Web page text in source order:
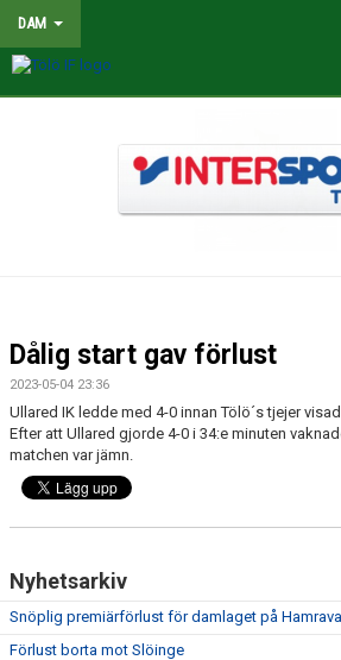
DAM
BILDGALLERI
DOKUMENT
KONTAKT
Dålig start gav förlust
2023-05-04 23:36
Ullared IK ledde med 4-0 innan Tölö´s tjejer
Efter att Ullared gjorde 4-0 i 34:e minuten
matchen var jämn.
Nyhetsarkiv
Snöplig premiärförlust för damlaget på
Förlust borta mot Slöinge